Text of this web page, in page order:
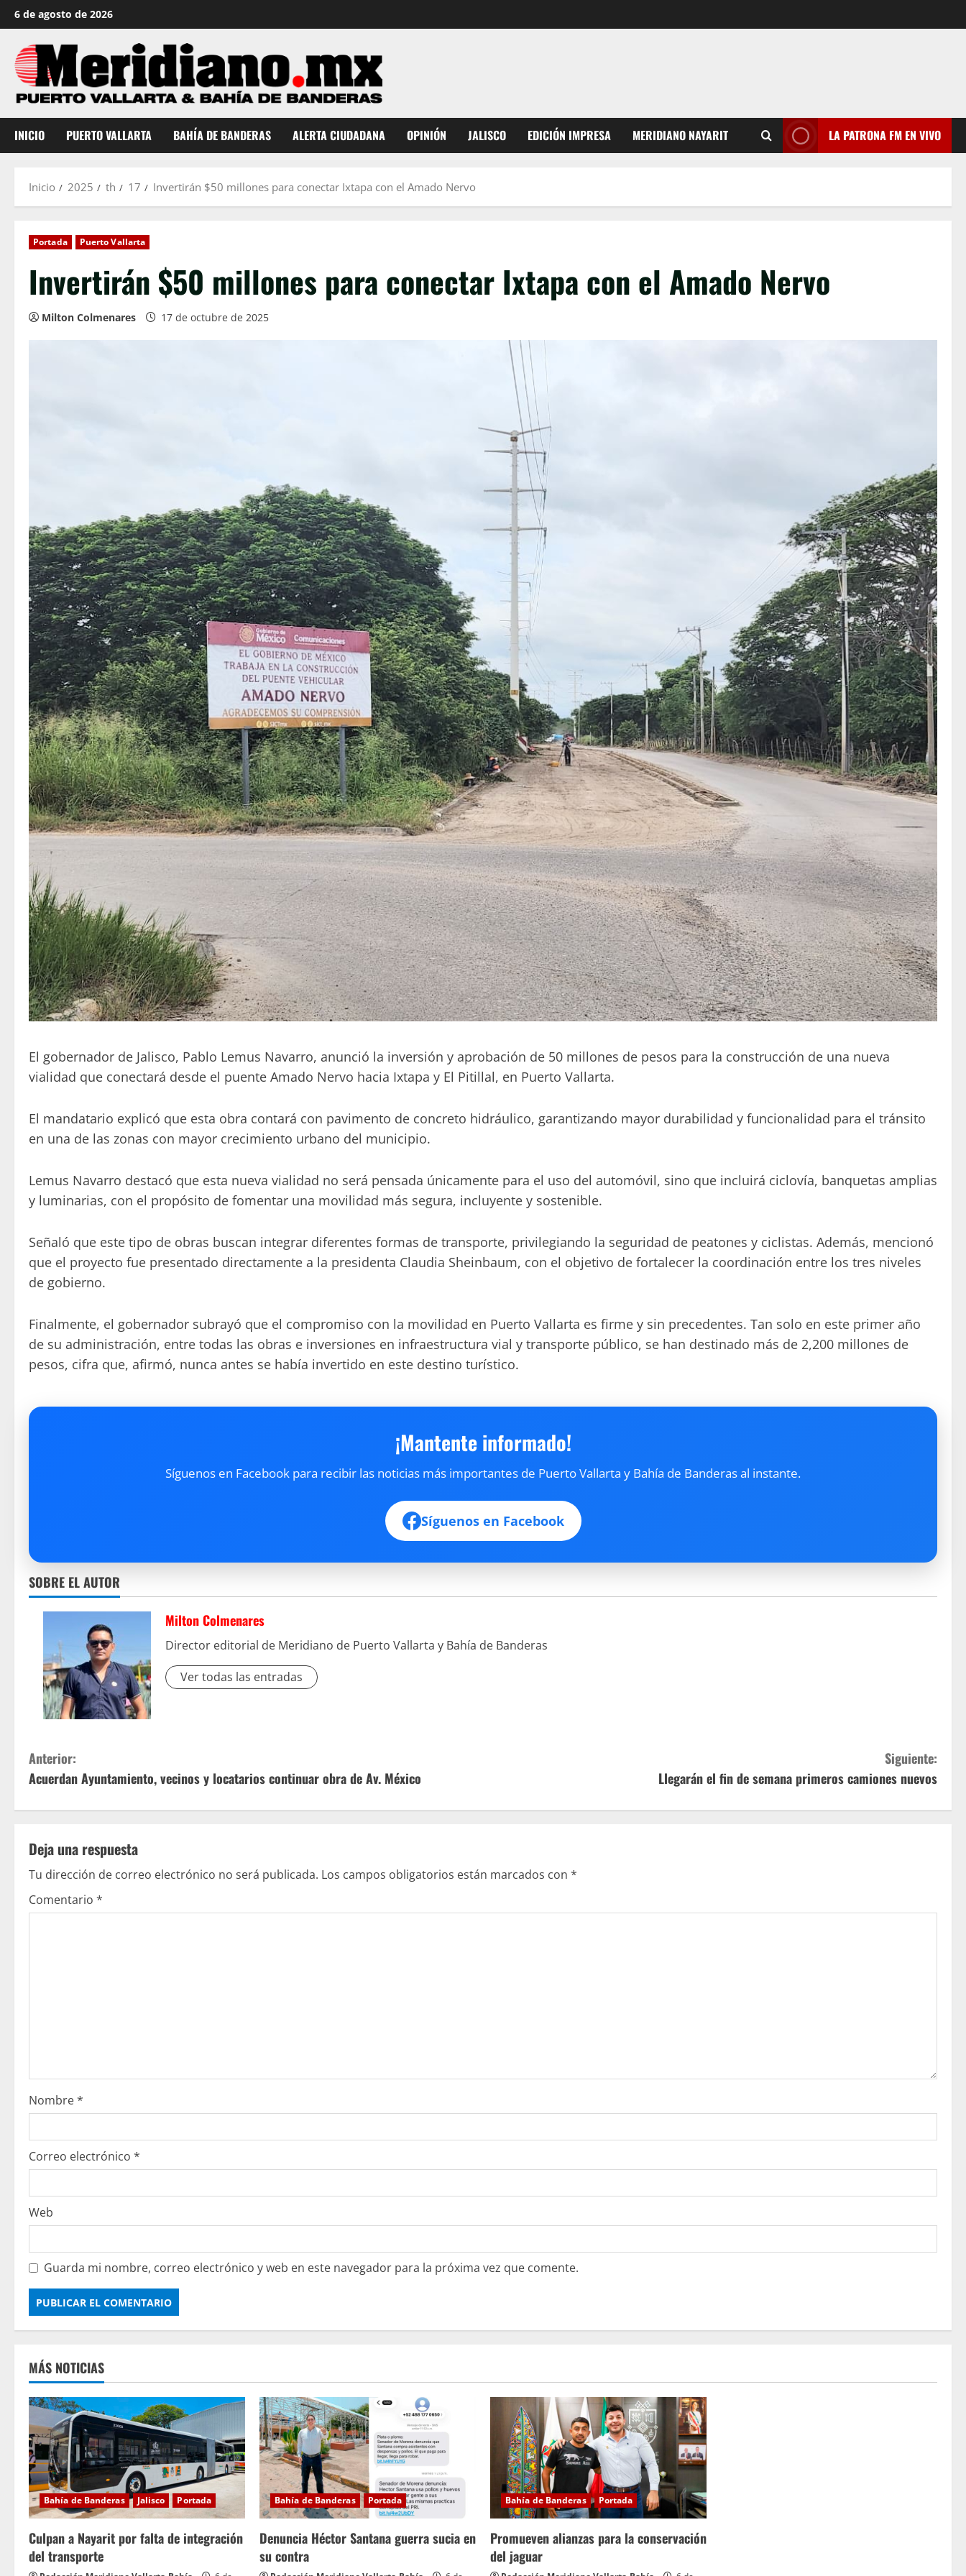
Saltar
al
contenido
6 de agosto de 2026
INICIO PUERTO VALLARTA BAHÍA DE BANDERAS ALERTA CIUDADANA OPINIÓN JALISCO EDICIÓN IMPRESA MERIDIANO NAYARIT LA PATRONA FM EN VIVO
Inicio 2025 th 17 Invertirán $50 millones para conectar Ixtapa con el Amado Nervo
Portada Puerto Vallarta
Invertirán $50 millones para conectar Ixtapa con el Amado Nervo
Milton Colmenares 17 de octubre de 2025
El gobernador de Jalisco, Pablo Lemus Navarro, anunció la inversión y aprobación de 50 millones de pesos para la construcción de una nueva
vialidad que conectará desde el puente Amado Nervo hacia Ixtapa y El Pitillal, en Puerto Vallarta.
El mandatario explicó que esta obra contará con pavimento de concreto hidráulico, garantizando mayor durabilidad y funcionalidad para el tránsito
en una de las zonas con mayor crecimiento urbano del municipio.
Lemus Navarro destacó que esta nueva vialidad no será pensada únicamente para el uso del automóvil, sino que incluirá ciclovía, banquetas amplias
y luminarias, con el propósito de fomentar una movilidad más segura, incluyente y sostenible.
Señaló que este tipo de obras buscan integrar diferentes formas de transporte, privilegiando la seguridad de peatones y ciclistas. Además, mencionó
que el proyecto fue presentado directamente a la presidenta Claudia Sheinbaum, con el objetivo de fortalecer la coordinación entre los tres niveles
de gobierno.
Finalmente, el gobernador subrayó que el compromiso con la movilidad en Puerto Vallarta es firme y sin precedentes. Tan solo en este primer año
de su administración, entre todas las obras e inversiones en infraestructura vial y transporte público, se han destinado más de 2,200 millones de
pesos, cifra que, afirmó, nunca antes se había invertido en este destino turístico.
¡Mantente informado!
Síguenos en Facebook para recibir las noticias más importantes de Puerto Vallarta y Bahía de Banderas al instante.
Síguenos en Facebook
SOBRE EL AUTOR
Milton Colmenares
Director editorial de Meridiano de Puerto Vallarta y Bahía de Banderas
Ver todas las entradas
S
i
g
u
e
l
o
Anterior:
Acuerdan Ayuntamiento, vecinos y locatarios continuar obra de Av. México
Siguiente:
Llegarán el fin de semana primeros camiones nuevos
Deja una respuesta
Tu dirección de correo electrónico no será publicada. Los campos obligatorios están marcados con *
Comentario *
Nombre*
Correo electrónico *
Web
Guarda mi nombre, correo electrónico y web en este navegador para la próxima vez que comente.
MÁS NOTICIAS
Bahía de Banderas Jalisco Portada
Culpan a Nayarit por falta de integración
del transporte
Bahía de Banderas Portada
Denuncia Héctor Santana guerra sucia en
su contra
Bahía de Banderas Portada
Promueven alianzas para la conservación
del jaguar